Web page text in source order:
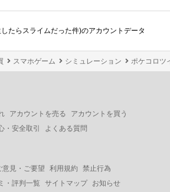
たらスライムだった件)のアカウントデータ
スマホゲーム シミュレーション ポケコロツ
アカウントを売る
アカウントを買う
・安全取引 よくある質問
意見・ご要望 利用規約
禁止行為
・評判一覧 サイトマップ お知らせ